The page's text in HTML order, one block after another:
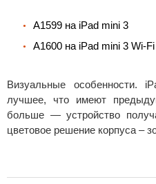
A1599 на iPad mini 3
A1600 на iPad mini 3 Wi-
Визуальные особенности.
лучшее, что имеют
больше — устройство
цветовое решение корпуса –